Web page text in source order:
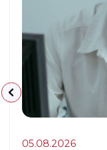
05.08.2026